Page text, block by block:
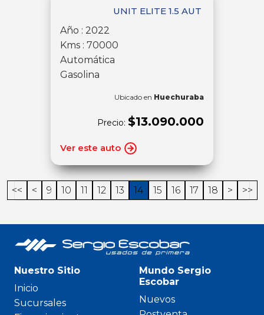
UNIT ELITE 1.5 AUT
Año : 2022
Kms : 70000
Automática
Gasolina
Ubicado en Huechuraba
Precio: $13.090.000
Ver este auto
<< < 9 10 11 12 13 14 15 16 17 18 > >>
Nuestro Sitio
Inicio
Sucursales
Mundo Sergio
Escobar
Nuevos